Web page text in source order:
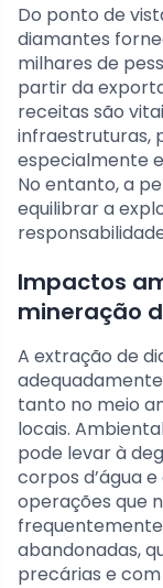
Do ponto de
diamantes
milhares de
partir da
receitas são
infraestruturas,
especialmente
No entanto, a
equilibrar a
Impactos
mineração
A extração de
tanto no meio
locais.
pode levar à
corpos d’água
operações que
abandonadas,
precárias e